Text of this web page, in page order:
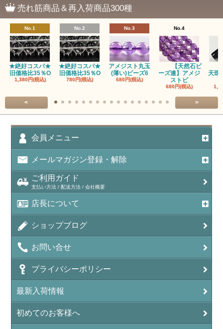
アズロマラカイト（Azuromalachite）
アパタイト
アベンチュリン(クォーツァイト/Aventurine)
アマゾナイト（天河石/Amazonite）
アポフィライト（Apophylite）/魚眼石
アメジスト（紫水晶/Amethyst）
アメシスティンクォーツ（Amethest in quartz）
ラベンダーアメジスト
アメトリン（紫黄水晶/Ametrine）
アラゴナイト（霰石/Aragonite）
アンデシン（チベット産日長石）
アンフィボールインクォーツ(Amphibole)
アンフィボールロック/角閃岩（Amphibole ）
イーグルアイ（EagleEye）
インカローズ（ロードクロサイト/Rhodochrosite）
売れ筋商品＆再入荷商品300種
No.1
★絶好コスパ★
旧価格比35％O
1,380円(税込)
No.2
★絶好コスパ★
旧価格比35％O
780円(税込)
No.3
アメジスト丸玉
(薄い)ビーズ6
680円(税込)
No.4
【天然石ビ
ーズ連】アメジ
ストビ
680円(税込)
天珠
< >
会員メニュー
メールマガジン登録・解除
ご利用ガイド
支払い方法 / 配送方法 / 会社概要
店長について
ショップブログ
お問い合せ
プライバシーポリシー
最新入荷情報
初めてのお客様へ